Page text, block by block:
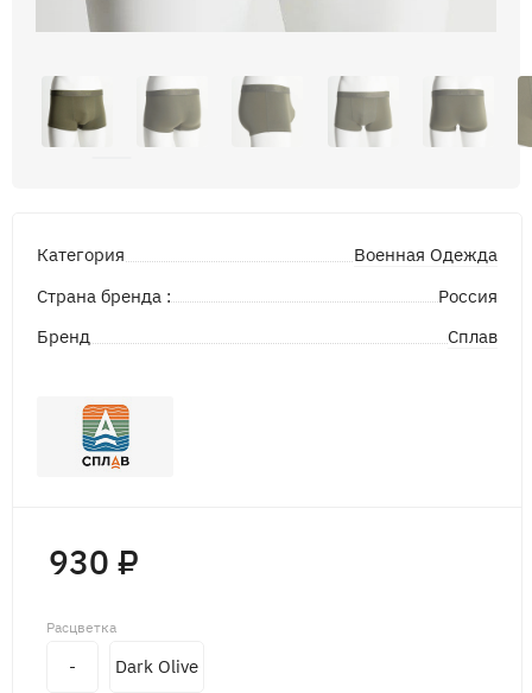
Категория
Военная Одежда
Страна бренда :
Россия
Бренд
Сплав
Расцветка
- Dark Olive
930 ₽